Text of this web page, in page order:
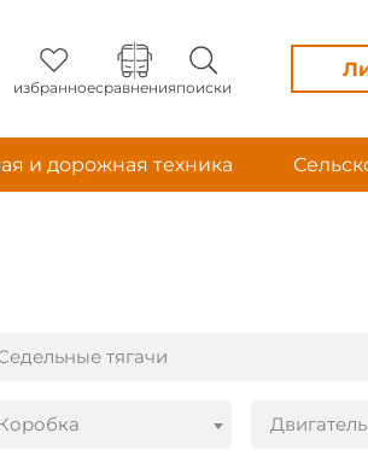
избранноесравненияпоиски
и дорожная техника
тягачи
Двигатель